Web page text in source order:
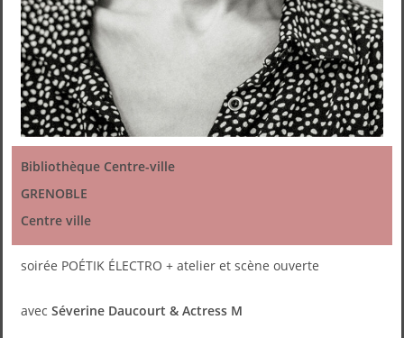
Bibliothèque Centre-ville
GRENOBLE
Centre ville
soirée POÉTIK ÉLECTRO + atelier et scène ouverte
avec Séverine Daucourt & Actress M